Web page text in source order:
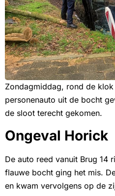
Zondagmiddag, rond de
personenauto uit de bocht
de sloot terecht gekomen.
Ongeval Horick
De auto reed vanuit Brug 14
flauwe bocht ging het mis.
en kwam vervolgens op de